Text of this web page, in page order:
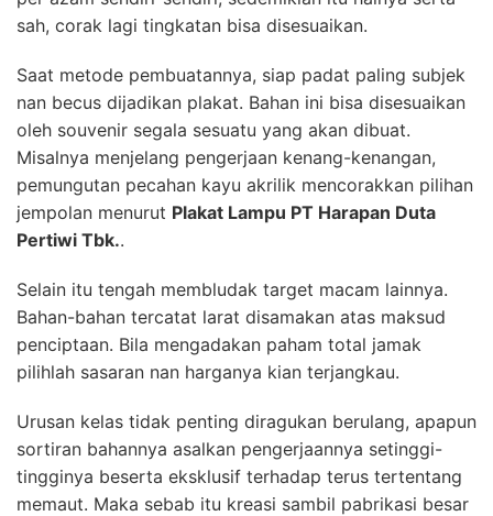
sah, corak lagi tingkatan bisa disesuaikan.
Saat metode pembuatannya, siap padat paling subjek
nan becus dijadikan plakat. Bahan ini bisa disesuaikan
oleh souvenir segala sesuatu yang akan dibuat.
Misalnya menjelang pengerjaan kenang-kenangan,
pemungutan pecahan kayu akrilik mencorakkan pilihan
jempolan menurut Plakat Lampu PT Harapan Duta
Pertiwi Tbk..
Selain itu tengah membludak target macam lainnya.
Bahan-bahan tercatat larat disamakan atas maksud
penciptaan. Bila mengadakan paham total jamak
pilihlah sasaran nan harganya kian terjangkau.
Urusan kelas tidak penting diragukan berulang, apapun
sortiran bahannya asalkan pengerjaannya setinggi-
tingginya beserta eksklusif terhadap terus tertentang
memaut. Maka sebab itu kreasi sambil pabrikasi besar